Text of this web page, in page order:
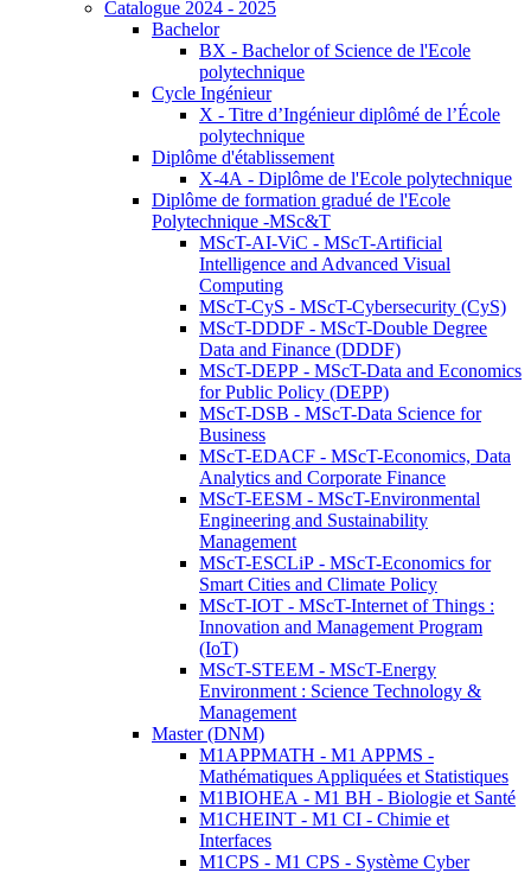
Catalogue 2024 - 2025
Bachelor
BX - Bachelor of Science de l'Ecole
polytechnique
Cycle Ingénieur
X - Titre d’Ingénieur diplômé de l’École
polytechnique
Diplôme d'établissement
X-4A - Diplôme de l'Ecole polytechnique
Diplôme de formation gradué de l'Ecole
Polytechnique -MSc&T
MScT-AI-ViC - MScT-Artificial
Intelligence and Advanced Visual
Computing
MScT-CyS - MScT-Cybersecurity (CyS)
MScT-DDDF - MScT-Double Degree
Data and Finance (DDDF)
MScT-DEPP - MScT-Data and Economics
for Public Policy (DEPP)
MScT-DSB - MScT-Data Science for
Business
MScT-EDACF - MScT-Economics, Data
Analytics and Corporate Finance
MScT-EESM - MScT-Environmental
Engineering and Sustainability
Management
MScT-ESCLiP - MScT-Economics for
Smart Cities and Climate Policy
MScT-IOT - MScT-Internet of Things :
Innovation and Management Program
(IoT)
MScT-STEEM - MScT-Energy
Environment : Science Technology &
Management
Master (DNM)
M1APPMATH - M1 APPMS -
Mathématiques Appliquées et Statistiques
M1BIOHEA - M1 BH - Biologie et Santé
M1CHEINT - M1 CI - Chimie et
Interfaces
M1CPS - M1 CPS - Système Cyber